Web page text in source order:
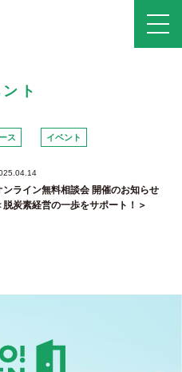
ト
ス イベント
ンライン無料相談会 開催のお知らせ
脱炭素経営の一歩をサポート！＞